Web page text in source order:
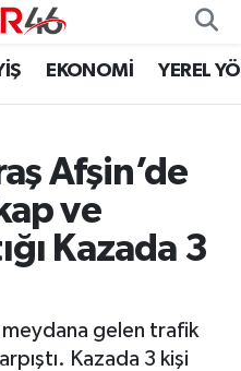
EKONOMİ YEREL
Afşin’de
ve
Kazada 3
meydana gelen trafik
Kazada 3 kişi
Vakitleri
ve Fikstür